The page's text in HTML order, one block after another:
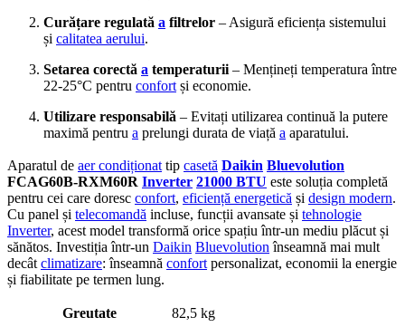
Curățare regulată a filtrelor – Asigură eficiența sistemului
și calitatea aerului.
Setarea corectă a temperaturii – Mențineți temperatura între
22-25°C pentru confort și economie.
Utilizare responsabilă – Evitați utilizarea continuă la putere
maximă pentru a prelungi durata de viață a aparatului.
Aparatul de aer condiționat tip casetă Daikin Bluevolution
FCAG60B-RXM60R Inverter 21000 BTU este soluția completă
pentru cei care doresc confort, eficiență energetică și design modern.
Cu panel și telecomandă incluse, funcții avansate și tehnologie
Inverter, acest model transformă orice spațiu într-un mediu plăcut și
sănătos. Investiția într-un Daikin Bluevolution înseamnă mai mult
decât climatizare: înseamnă confort personalizat, economii la energie
și fiabilitate pe termen lung.
Greutate 82,5 kg